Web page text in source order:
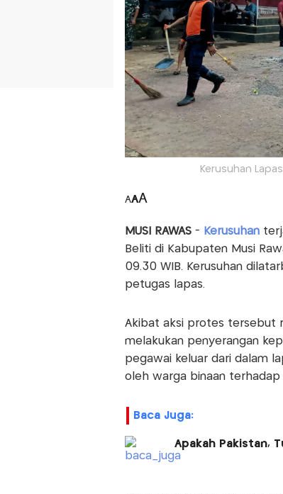
Kerusuhan
AAA
MUSI RAWAS - Kerusuhan
Beliti di Kabupaten Musi
09.30 WIB. Kerusuhan
petugas lapas.
Akibat aksi protes tersebut
melakukan penyerangan
pegawai keluar dari dalam
oleh warga binaan terhadap
Baca Juga:
Apakah Pakistan,